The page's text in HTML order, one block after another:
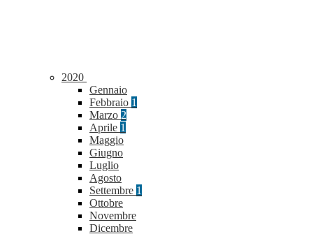
2020
Gennaio
Febbraio 1
Marzo 2
Aprile 1
Maggio
Giugno
Luglio
Agosto
Settembre 1
Ottobre
Novembre
Dicembre